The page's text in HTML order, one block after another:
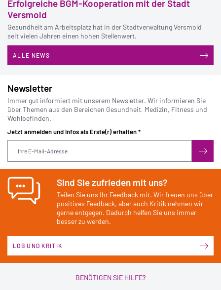
Erfolgreiche BGM-Kooperation mit der Stadt
Versmold
Gesundheit am Arbeitsplatz hat in der Stadtverwaltung Versmold
seit vielen Jahren einen hohen Stellenwert.
ALLE NEWS
Newsletter
Immer gut informiert mit unserem Newsletter. Wir informieren Sie
über Themen aus den Bereichen Gesundheit, Medizin, Fitness und
Wohlbefinden.
Jetzt anmelden und Infos als Erste(r) erhalten*
Sind Sie zufrieden mit uns?
Teilen Sie uns Ihr Feedback mit. Wir freuen uns über
positives Feedback, aber auch Kritik nehmen wir
gerne entgegen. Dadurch helfen Sie uns immer
besser zu werden.
LOB UND KRITIK
BENÖTIGEN SIE HILFE?